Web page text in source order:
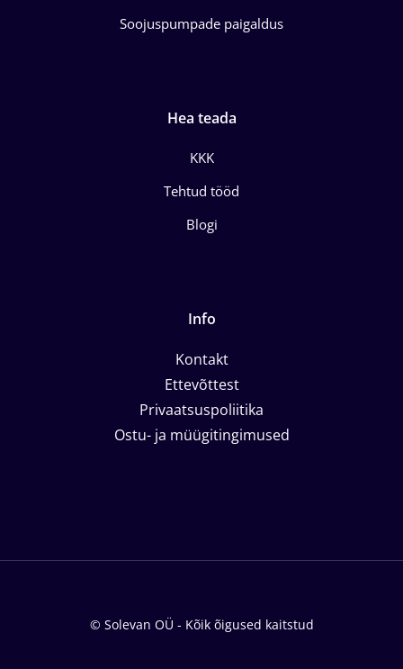
Soojuspumpade paigaldus
Hea teada
KKK
Tehtud tööd
Blogi
Info
Kontakt
Ettevõttest
Privaatsuspoliitika
Ostu- ja müügitingimused
© Solevan OÜ - Kõik õigused kaitstud